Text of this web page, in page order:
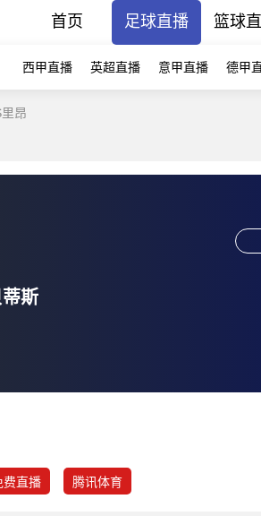
首页 足球直播 篮球
西甲直播 英超直播 意甲直播 德甲
昂
斯
费直播 腾讯体育